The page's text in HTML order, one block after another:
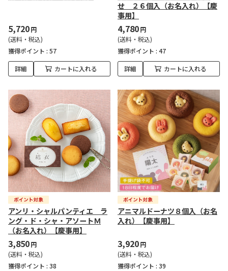
5,720円
(送料・税込)
獲得ポイント : 57
詳細 カートに入れる
せ ２６個入（お名入れ）【慶
事用】
4,780円
(送料・税込)
獲得ポイント : 47
詳細 カートに入れる
アンリ・シャルパンティエ ラ
ング・ド・シャ・アソートＭ
（お名入れ）【慶事用】
3,850円
(送料・税込)
獲得ポイント : 38
アニマルドーナツ８個入（お名
入れ）【慶事用】
3,920円
(送料・税込)
獲得ポイント : 39